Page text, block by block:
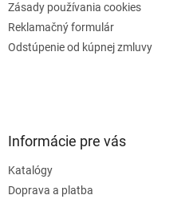
Zásady používania cookies
Reklamačný formulár
Odstúpenie od kúpnej zmluvy
Informácie pre vás
Katalógy
Doprava a platba